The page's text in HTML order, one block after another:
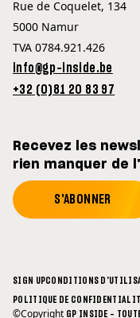
Rue de Coquelet, 134
5000 Namur
TVA 0784.921.426
info@gp-inside.be
+32 (0)81 20 83 97
Recevez les
rien manquer de
S'ABONNER
SIGN UPCONDITIONS
POLITIQUE DE
©Copyright GP INSIDE -